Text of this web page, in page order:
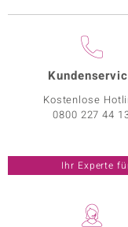
Kostenlose
0800 227 44
Ihr Experte